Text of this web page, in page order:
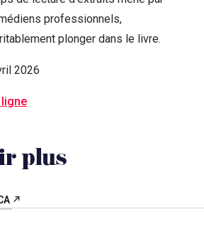
professionnels,
plonger dans le livre.
2026
plus